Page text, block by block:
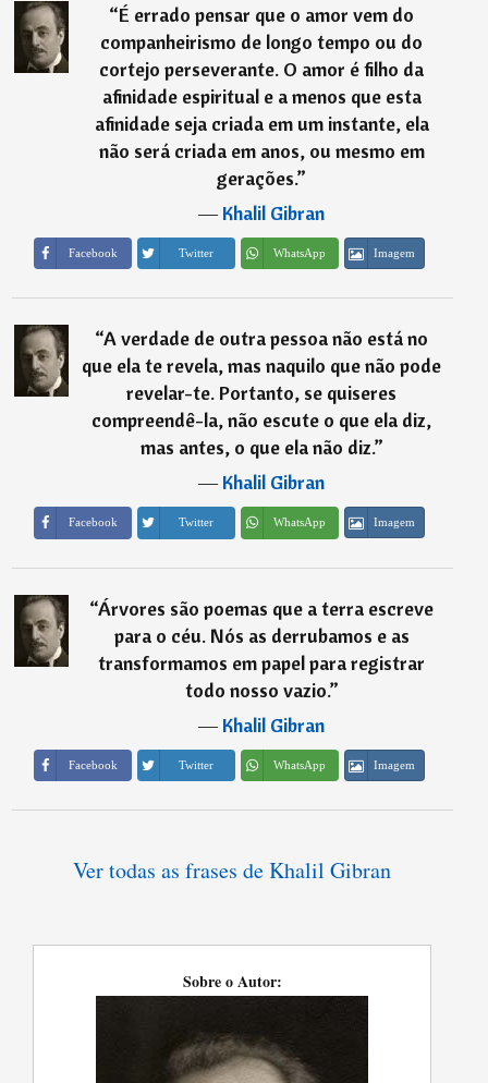
“É errado pensar que o amor vem do
companheirismo de longo tempo ou do
cortejo perseverante. O amor é filho da
afinidade espiritual e a menos que esta
afinidade seja criada em um instante, ela
não será criada em anos, ou mesmo em
gerações.”
―Khalil Gibran
Facebook Twitter WhatsApp Imagem
“A verdade de outra pessoa não está no
que ela te revela, mas naquilo que não pode
revelar-te. Portanto, se quiseres
compreendê-la, não escute o que ela diz,
mas antes, o que ela não diz.”
―Khalil Gibran
Facebook Twitter WhatsApp Imagem
“Árvores são poemas que a terra escreve
para o céu. Nós as derrubamos e as
transformamos em papel para registrar
todo nosso vazio.”
―Khalil Gibran
Facebook Twitter WhatsApp Imagem
Ver todas as frases de Khalil Gibran
Sobre o Autor: